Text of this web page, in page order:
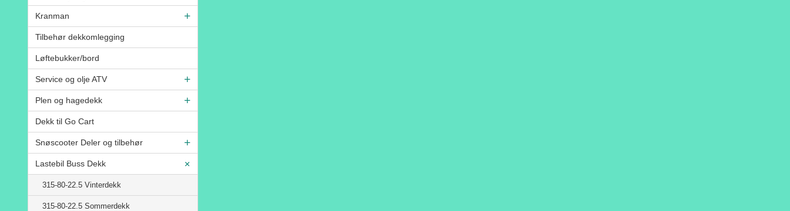
Kranman
Tilbehør dekkomlegging
Løftebukker/bord
Service og olje ATV
Plen og hagedekk
Dekk til Go Cart
Snøscooter Deler og tilbehør
Lastebil Buss Dekk
315-80-22.5 Vinterdekk
315-80-22.5 Sommerdekk